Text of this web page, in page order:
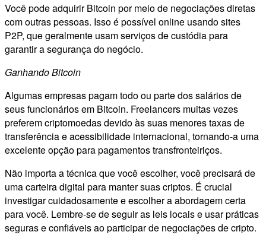
Você pode adquirir Bitcoin por meio de negociações diretas
com outras pessoas. Isso é possível online usando sites
P2P, que geralmente usam serviços de custódia para
garantir a segurança do negócio.
Ganhando Bitcoin
Algumas empresas pagam todo ou parte dos salários de
seus funcionários em Bitcoin. Freelancers muitas vezes
preferem criptomoedas devido às suas menores taxas de
transferência e acessibilidade internacional, tornando-a uma
excelente opção para pagamentos transfronteiriços.
Não importa a técnica que você escolher, você precisará de
uma carteira digital para manter suas criptos. É crucial
investigar cuidadosamente e escolher a abordagem certa
para você. Lembre-se de seguir as leis locais e usar práticas
seguras e confiáveis ao participar de negociações de cripto.